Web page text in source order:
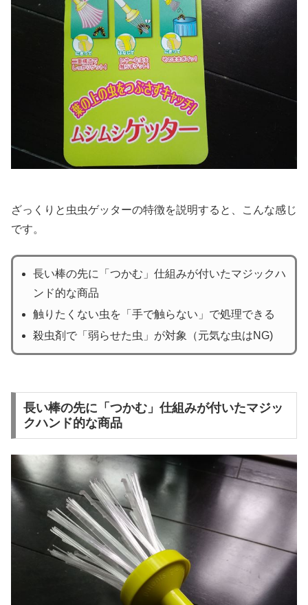
ざっくりと虫虫ゲッターの特徴を説明すると、こんな感じ
です。
長い棒の先に「つかむ」仕組みが付いたマジックハ
ンド的な商品
触りたくない虫を「手で触らない」で処理できる
殺虫剤で「弱らせた虫」が対象（元気な虫はNG)
長い棒の先に「つかむ」仕組みが付いたマジッ
クハンド的な商品